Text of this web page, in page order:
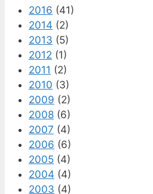
2016 (41)
2014 (2)
2013 (5)
2012 (1)
2011 (2)
2010 (3)
2009 (2)
2008 (6)
2007 (4)
2006 (6)
2005 (4)
2004 (4)
2003 (4)